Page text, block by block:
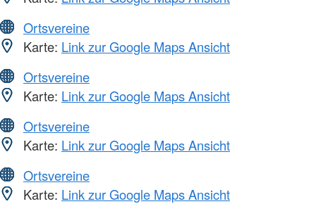
Ortsvereine
Karte: Link zur Google Maps Ansicht
Ortsvereine
Karte: Link zur Google Maps Ansicht
Ortsvereine
Karte: Link zur Google Maps Ansicht
Ortsvereine
Karte: Link zur Google Maps Ansicht